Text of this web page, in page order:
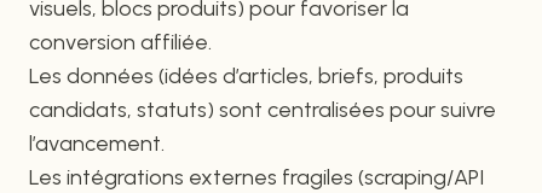
visuels, blocs produits) pour favoriser la
conversion affiliée.
Les données (idées d’articles, briefs, produits
candidats, statuts) sont centralisées pour suivre
l’avancement.
Les intégrations externes fragiles (scraping/API